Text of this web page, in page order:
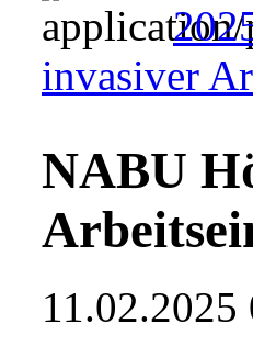
invasiver
NABU
11.02.2025